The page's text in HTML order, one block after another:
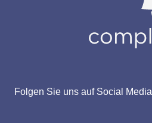
Folgen Sie uns auf Social Media